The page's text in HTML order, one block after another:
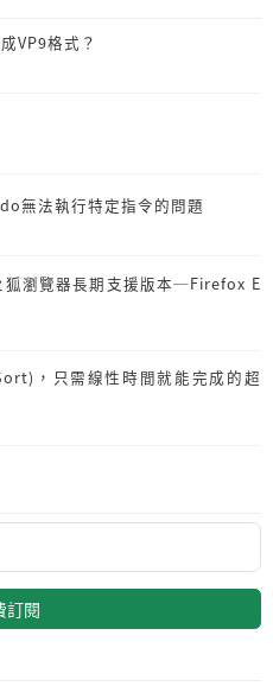
VP9格式？
無法執行特定指令的問題
狐瀏覽器長期支援版本─Firefox E
，只需線性時間就能完成的超
訂閱